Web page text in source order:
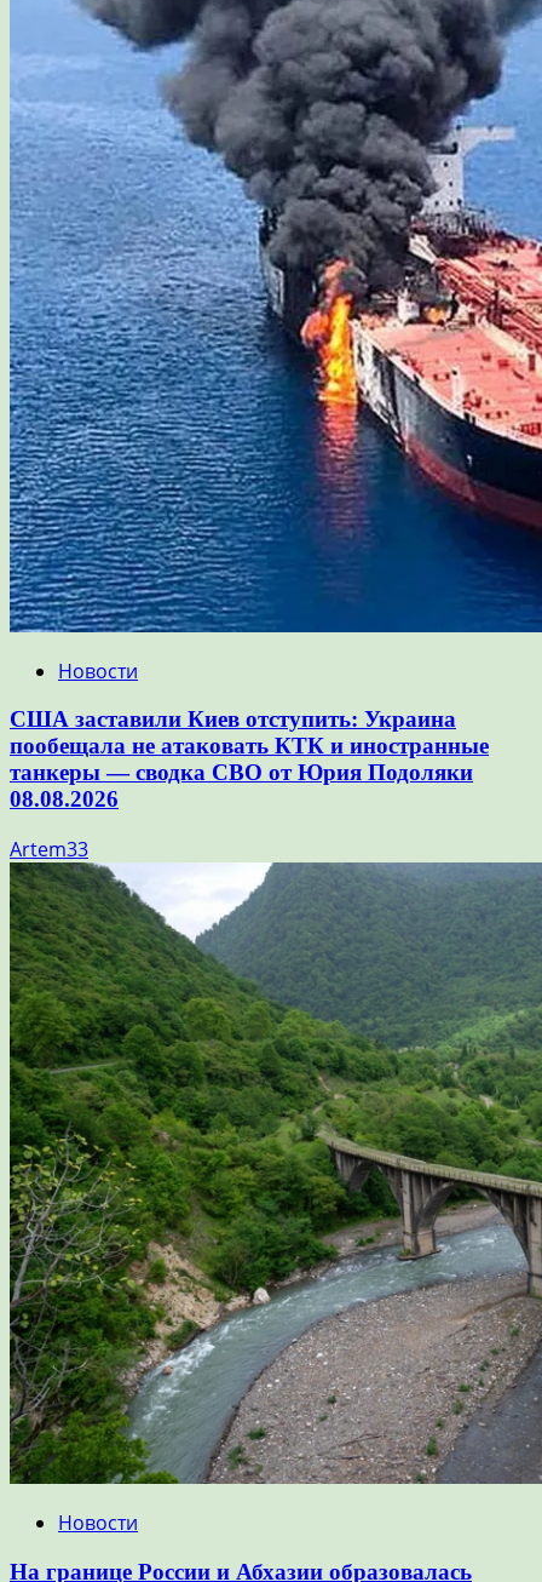
Новости
США заставили Киев отступить: Украина
пообещала не атаковать КТК и иностранные
танкеры — сводка СВО от Юрия Подоляки
08.08.2026
Artem33
Новости
На границе России и Абхазии образовалась